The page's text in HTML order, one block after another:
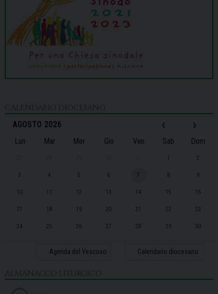
CALENDARIO DIOCESANO
‹
AGOSTO 2026 ›
Lun Mar Mer Gio Ven Sab Dom
1 2
3 4 5 6 7 8 9
10 11 12 13 14 15 16
17 18 19 20 21 22 23
24 25 26 27 28 29 30
Agenda del Vescovo Calendario diocesano
ALMANACCO LITURGICO